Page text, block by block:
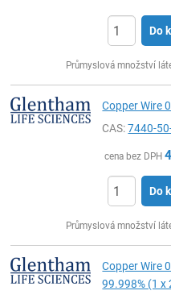
Do
Průmyslová množství
Copper Wire
CAS:7440-
cena bez DPH
Do
Průmyslová množství
Copper Wire
99.998% (1 x